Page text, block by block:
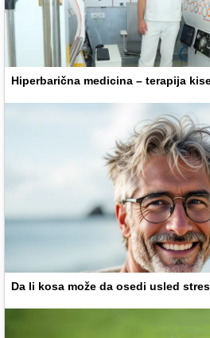
Hiperbarična medicina – terapija
Da li kosa može da osedi usled